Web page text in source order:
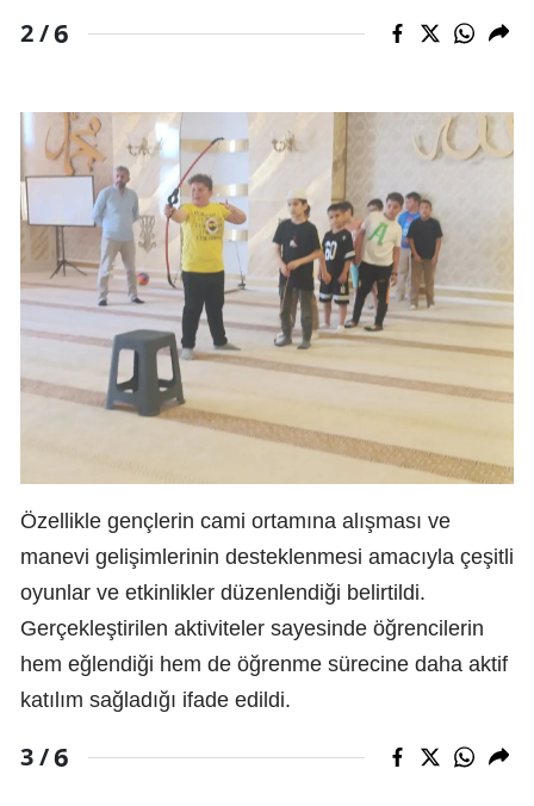
2 /6
Özellikle gençlerin cami ortamına alışması ve
manevi gelişimlerinin desteklenmesi amacıyla çeşitli
oyunlar ve etkinlikler düzenlendiği belirtildi.
Gerçekleştirilen aktiviteler sayesinde öğrencilerin
hem eğlendiği hem de öğrenme sürecine daha aktif
katılım sağladığı ifade edildi.
3 /6